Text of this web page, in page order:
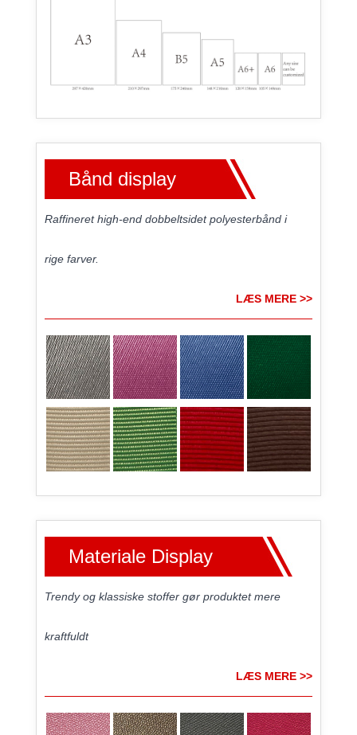
Bånd display
Raffineret high-end dobbeltsidet polyesterbånd i
rige farver.
LÆS MERE >>
Materiale Display
Trendy og klassiske stoffer gør produktet mere
kraftfuldt
LÆS MERE >>